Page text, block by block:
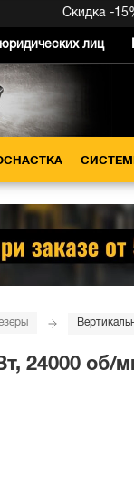
Скидка -15%
лиц
24000 об/